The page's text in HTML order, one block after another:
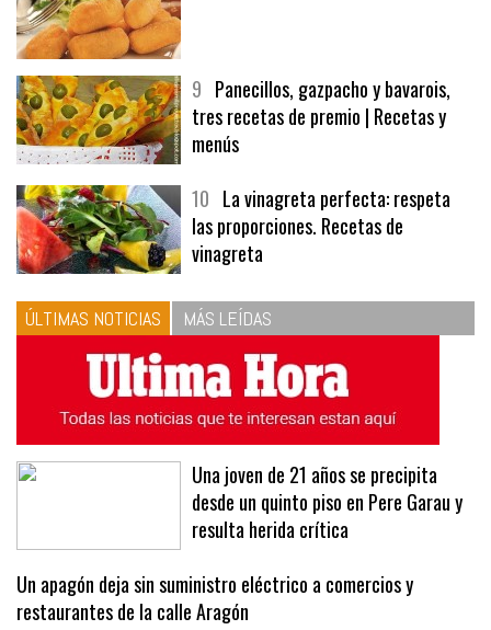
9 Panecillos, gazpacho y bavarois,
tres recetas de premio | Recetas y
menús
10 La vinagreta perfecta: respeta
las proporciones. Recetas de
vinagreta
ÚLTIMAS NOTICIAS MÁS LEÍDAS
Una joven de 21 años se precipita
desde un quinto piso en Pere Garau y
resulta herida crítica
Un apagón deja sin suministro eléctrico a comercios y
restaurantes de la calle Aragón